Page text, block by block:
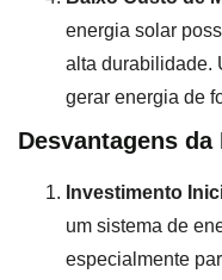
energia solar
alta durabilidade.
gerar energia de
Desvantagens
Investimento
um sistema de
especialmente